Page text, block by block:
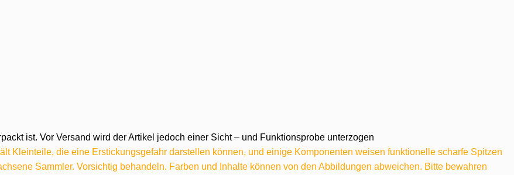
ist. Vor Versand wird der Artikel jedoch einer Sicht – und Funktionsprobe unterzogen
Kleinteile, die eine Erstickungsgefahr darstellen können, und einige Komponenten weisen funktionelle scharfe Spitzen
Sammler. Vorsichtig behandeln. Farben und Inhalte können von den Abbildungen abweichen. Bitte bewahren